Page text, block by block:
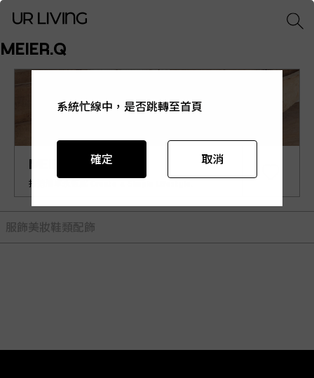
MEIER.Q
MEIER.Q
打造簡單永恆感 Create a Simple Lifestyle.
服飾美妝 鞋類配飾
系統忙線中，是否跳轉至首頁
確定 取消
系統忙線中，是否跳轉至首頁
確定 取消
系統忙線中，是否跳轉至首頁
確定 取消
系統忙線中，是否跳轉至首頁
確定 取消
系統忙線中，是否跳轉至首頁
確定 取消